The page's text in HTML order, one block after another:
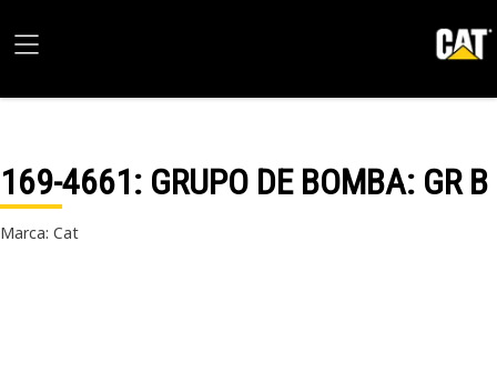
169-4661: GRUPO DE BOMBA: GR B
Marca: Cat